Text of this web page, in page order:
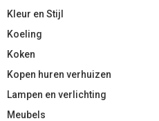
Kleur en Stijl
Koeling
Koken
Kopen huren verhuizen
Lampen en verlichting
Meubels